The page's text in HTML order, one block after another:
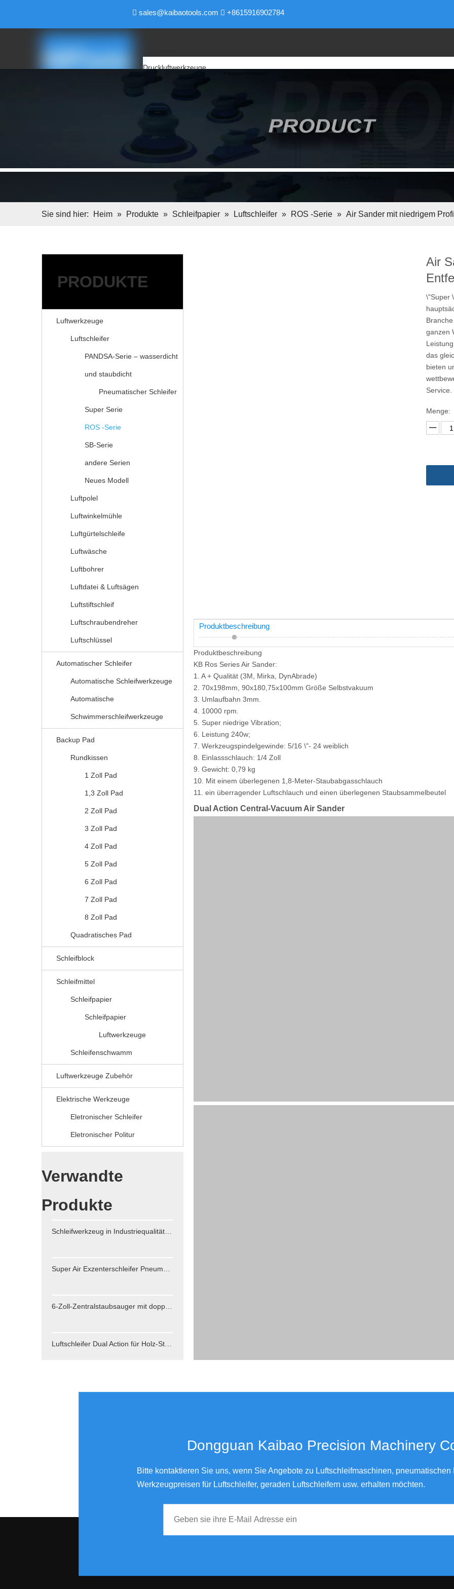
 sales@kaibaotools.com  +8615916902784
Druckluftwerkzeuge
Luftbandschleifer
Luftschleifer
Luftbohrer
Air Pencil Grinder
Luftfeile & Luftsägen
Luftschraubendreher
Elektrische Werkzeuge
Schleifblock
Service
Herunterladen
Sie sind hier: Heim » Produkte » Schleifpapier » Luftschleifer » ROS -Serie » Air Sander mit niedrigem
PRODUKTE
Luftwerkzeuge
Luftschleifer
PANDSA-Serie – wasserdicht
und staubdicht
Pneumatischer Schleifer
Super Serie
ROS -Serie
SB-Serie
andere Serien
Neues Modell
Luftpolel
Luftwinkelmühle
Luftgürtelschleife
Luftwäsche
Luftbohrer
Luftdatei & Luftsägen
Luftstiftschleif
Luftschraubendreher
Luftschlüssel
Automatischer Schleifer
Automatische Schleifwerkzeuge
Automatische
Schwimmerschleifwerkzeuge
Backup Pad
Rundkissen
1 Zoll Pad
1,3 Zoll Pad
2 Zoll Pad
3 Zoll Pad
4 Zoll Pad
5 Zoll Pad
6 Zoll Pad
7 Zoll Pad
8 Zoll Pad
Quadratisches Pad
Schleifblock
Schleifmittel
Schleifpapier
Schleifpapier
Luftwerkzeuge
Schleifenschwamm
Luftwerkzeuge Zubehör
Elektrische Werkzeuge
Eletronischer Schleifer
Eletronischer Politur
Verwandte
Produkte
Air
\"Super
ganzen
das
bieten
Service.
Menge:
Produktbeschreibung
Produktbeschreibung
KB Ros Series Air Sander:
1. A + Qualität (3M, Mirka, DynAbrade)
2. 70x198mm, 90x180,75x100mm Größe Selbstvakuum
3. Umlaufbahn 3mm.
4. 10000 rpm.
5. Super niedrige Vibration;
6. Leistung 240w;
7. Werkzeugspindelgewinde: 5/16 \"- 24 weiblich
8. Einlassschlauch: 1/4 Zoll
9. Gewicht: 0,79 kg
10. Mit einem überlegenen 1,8-Meter-Staubabgasschlauch
11. ein überragender Luftschlauch und einen überlegenen Staubsammelbeutel
Dual Action Central-Vacuum Air Sander
Dongguan Kaibao Precision Machinery
Bitte kontaktieren Sie uns, wenn Sie Angebote zu Luftschleifmaschinen, pneumatischen
Werkzeugpreisen für Luftschleifer, geraden Luftschleifern usw. erhalten möchten.